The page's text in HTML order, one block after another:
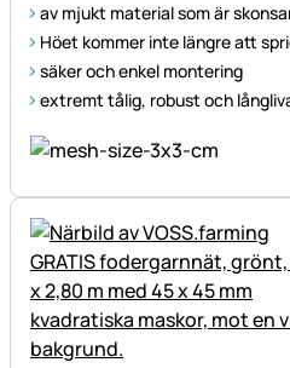
av mjukt material som är
Höet kommer inte längre att
säker och enkel montering
extremt tålig, robust och